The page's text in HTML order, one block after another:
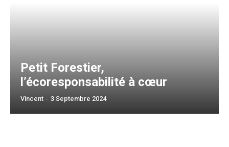
Petit Forestier,
l’écoresponsabilité à cœur
Vincent - 3 Septembre 2024